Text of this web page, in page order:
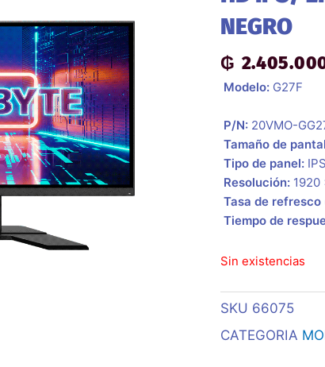
NEGRO
₲
 Modelo: G27F
 P/N: 20VMO-
 Tamaño de
 Tipo de panel: IPS
 Resolución: 1‎920
 Tasa de
 Tiempo de
Sin existencias
SKU 66075
CATEGORIA